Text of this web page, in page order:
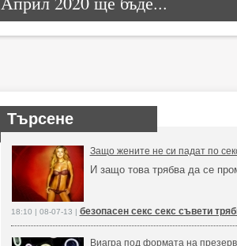
Търсене
Защо жените не си падат по
И защо това трябва да се
18:10 | 08-07-13 | безопасен секс секс съвети
Виагра под формата на